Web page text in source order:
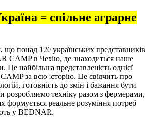
= спільне аграрне
понад 120 українських представників
CAMP в Чехію, де знаходиться наше
Це найбільша представленість однієї
за всю історію. Це свідчить про
готовність до змін і бажання бути
розробляємо техніку разом з фермерами,
формується реальне розуміння потреб
у BEDNAR.